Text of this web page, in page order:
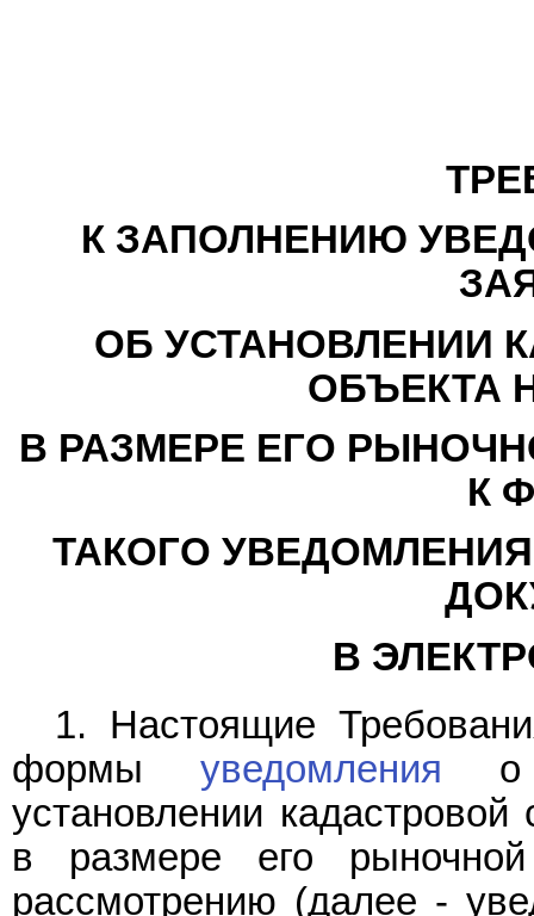
К ЗАПОЛНЕНИЮ
ОБ УСТАНОВЛЕНИИ
ОБЪЕКТА
В РАЗМЕРЕ ЕГО
К
ТАКОГО
В
1. Настоящие
формы уведомления о
установлении
в размере его
рассмотрению (далее -